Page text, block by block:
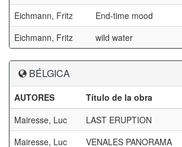
Eichmann, Fritz
End-time mood
Eichmann, Fritz
wild water
BÉLGICA
AUTORES Título de la obra
Mairesse, Luc
LAST ERUPTION
Mairesse, Luc
VENALES PANORAMA